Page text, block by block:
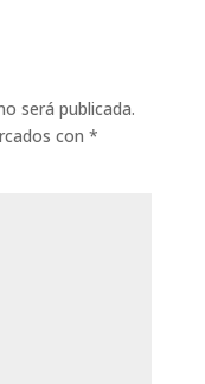
será publicada.
con *